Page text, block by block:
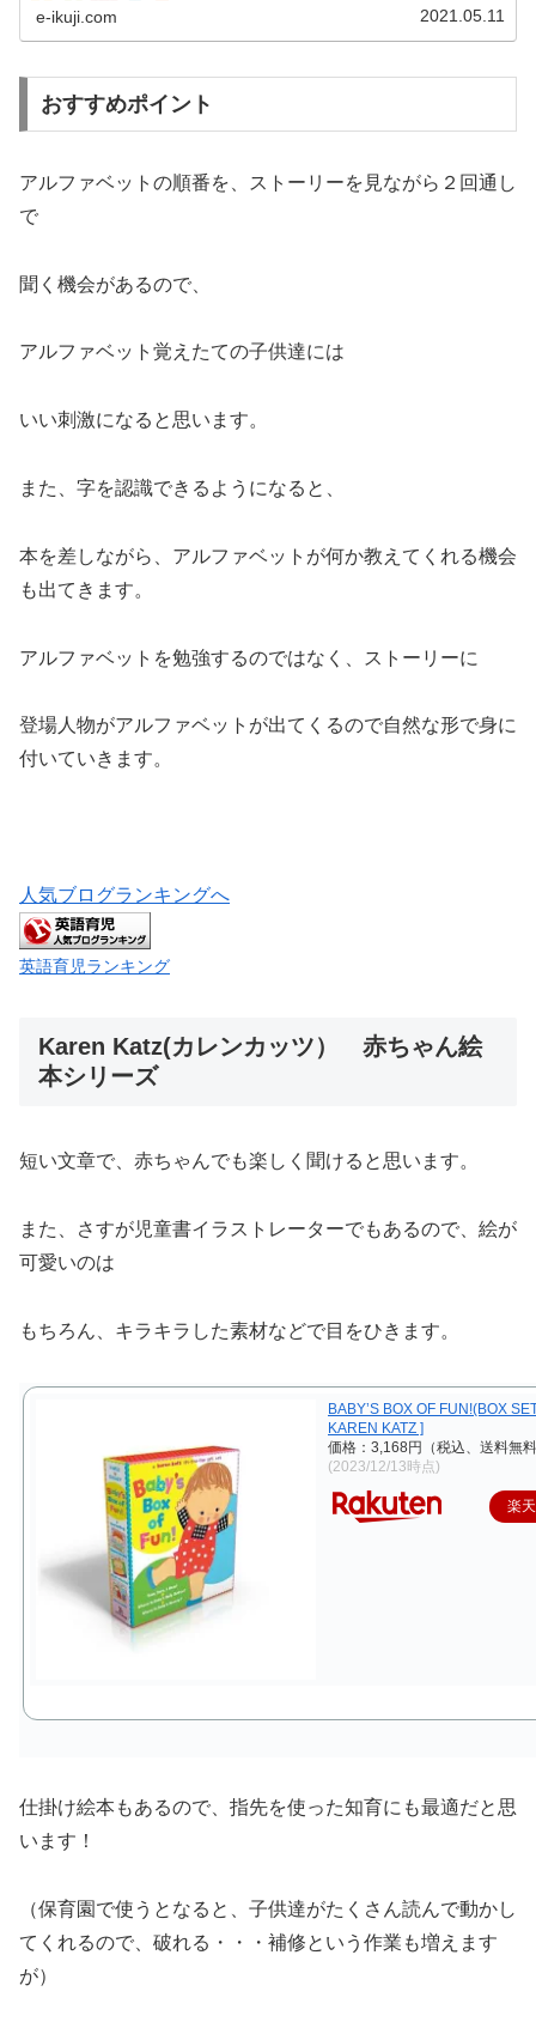
e-ikuji.com 2021.05.11
おすすめポイント
アルファベットの順番を、ストーリーを見ながら２回通し
で
聞く機会があるので、
アルファベット覚えたての子供達には
いい刺激になると思います。
また、字を認識できるようになると、
本を差しながら、アルファベットが何か教えてくれる機会
も出てきます。
アルファベットを勉強するのではなく、ストーリーに
登場人物がアルファベットが出てくるので自然な形で身に
付いていきます。
人気ブログランキングへ
英語育児ランキング
Karen Katz(カレンカッツ） 赤ちゃん絵
本シリーズ
短い文章で、赤ちゃんでも楽しく聞けると思います。
また、さすが児童書イラストレーターでもあるので、絵が
可愛いのは
もちろん、キラキラした素材などで目をひきます。
BABY’S BOX OF FUN!(BOX
KAREN KATZ ]
価格：3,168円（税込、送料無
(2023/12/13時点)
楽
仕掛け絵本もあるので、指先を使った知育にも最適だと思
います！
（保育園で使うとなると、子供達がたくさん読んで動かし
てくれるので、破れる・・・補修という作業も増えます
が）